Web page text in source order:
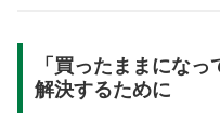
「買ったままにな
解決するために